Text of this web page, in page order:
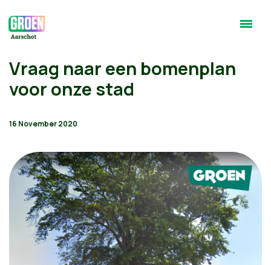
Vraag naar een bomenplan
voor onze stad
16 November 2020